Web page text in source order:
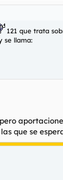
121 que trata
se llama:
que se